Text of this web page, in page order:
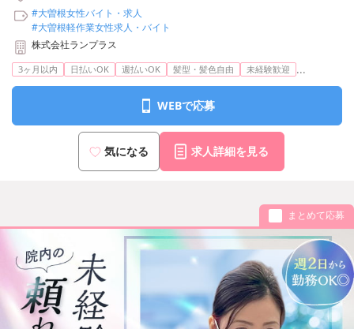
#大曽根女性バイト・求人
#大曽根軽作業女性求人・バイト
株式会社ランプラス
3ヶ月以内 日払いOK 週払いOK 髪型・髪色自由 未経験歓迎 ...
WEBで応募
気になる 求人詳細を見る
まとめて応募